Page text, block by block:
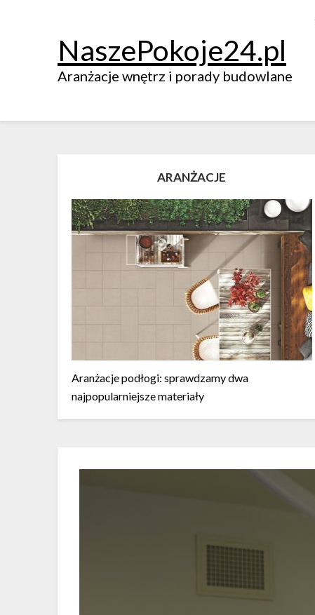
NaszePokoje24.pl
Aranżacje wnętrz i porady budowlane
ARANŻACJE
Aranżacje podłogi: sprawdzamy dwa
najpopularniejsze materiały